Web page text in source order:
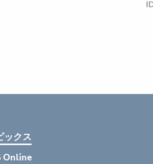
ックス
Online